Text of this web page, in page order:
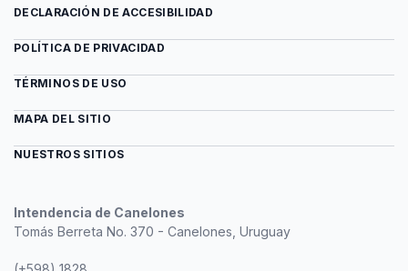
Intendencia de Canelones
Tomás Berreta No. 370 - Canelones, Uruguay
DECLARACIÓN DE ACCESIBILIDAD
POLÍTICA DE PRIVACIDAD
TÉRMINOS DE USO
MAPA DEL SITIO
NUESTROS SITIOS